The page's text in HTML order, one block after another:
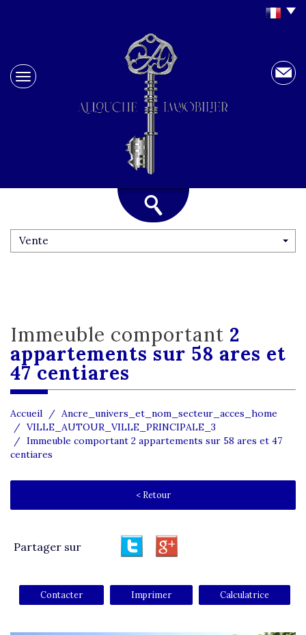
Vente
immeuble comportant 2
appartements sur 58 ares et
47 centiares
Accueil
Ancre_univers_et_nom_secteur_acces_home
VILLE_AUTOUR_VILLE_PRINCIPALE_3
Immeuble comportant 2 appartements sur 58 ares et 47
centiares
< Retour
Partager sur
Contacter Imprimer Calculatrice